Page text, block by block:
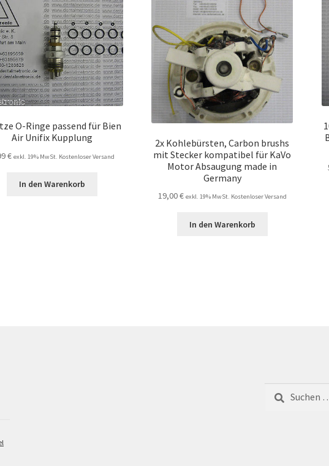
O-Ringe passend für Bien
Air Unifix Kupplung
€ exkl. 19% MwSt. Kostenloser Versand
In den Warenkorb
2x Kohlebürsten, Carbon brushs
mit Stecker kompatibel für KaVo
Motor Absaugung made in
Germany
19,00€ exkl. 19% MwSt. Kostenloser Versand
In den Warenkorb
Suchen
nach: